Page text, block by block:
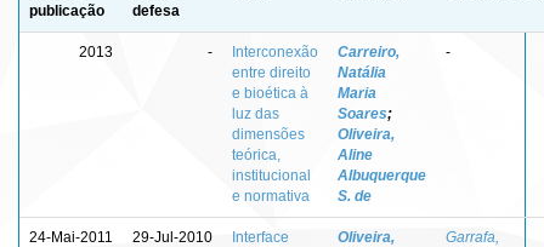
publicação
defesa
2013 -
Interconexão
entre direito
e bioética à
luz das
dimensões
teórica,
institucional
e normativa
Carreiro,
Natália
Maria
Soares;
Oliveira,
Aline
Albuquerque
S. de
-
24-Mai-2011 29-Jul-2010
Interface
Oliveira,
Garrafa,